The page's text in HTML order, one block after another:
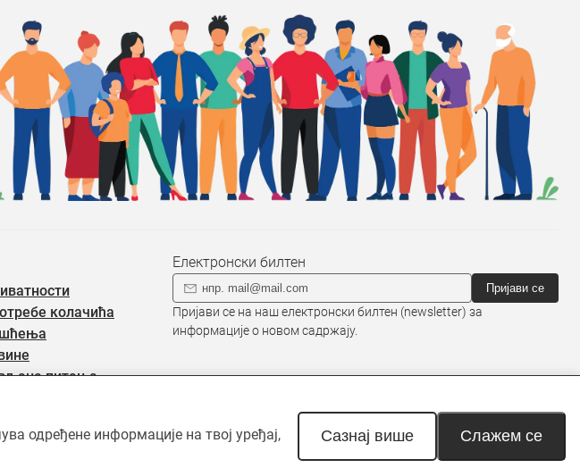
одређене информације на твој уређај,
Сазнај више Слажем се
колачића
питања
Електронски билтен
Пријави се
Пријави се на наш електронски билтен (newsletter) за
информације о новом садржају.
Тараба доо, осим када је наведено другачије. Неовлашћена